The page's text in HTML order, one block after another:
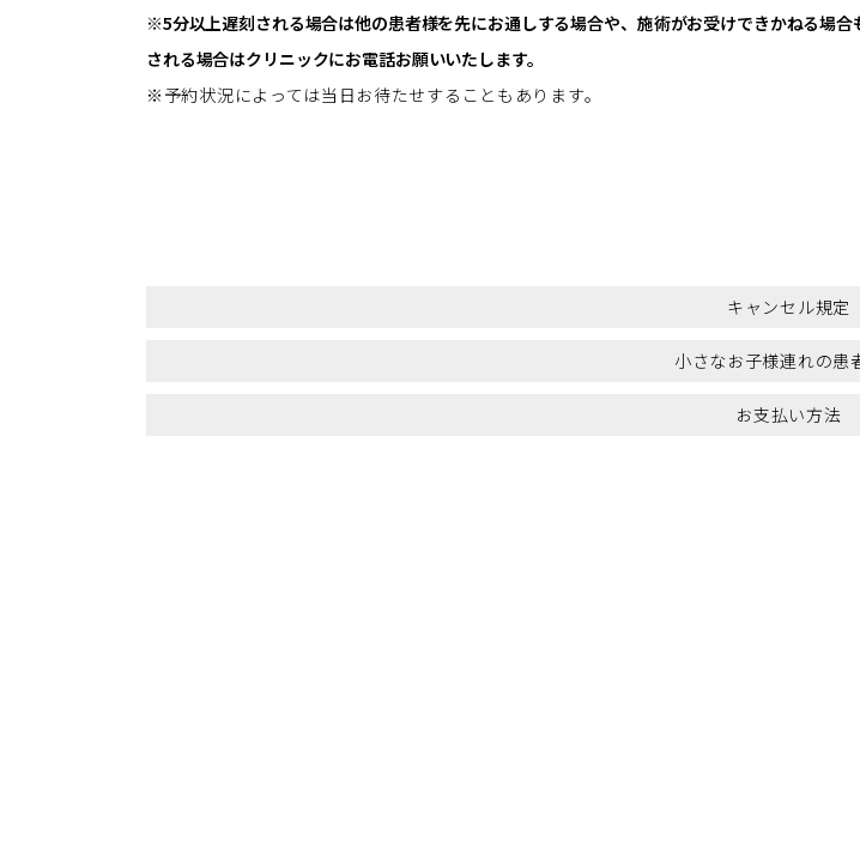
※5分以上遅刻される場合は他の患者様を先にお通しする場合や、施術がお受けできかねる場合
される場合はクリニックにお電話お願いいたします。
※予約状況によっては当日お待たせすることもあります。
キャンセル規定
小さなお子様連れの患
お支払い方法